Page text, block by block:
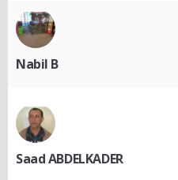
Nabil B
Saad ABDELKADER